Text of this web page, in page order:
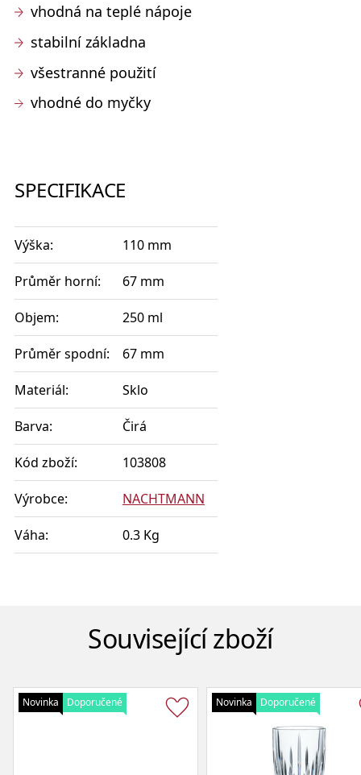
vhodná na teplé nápoje
stabilní základna
všestranné použití
vhodné do myčky
SPECIFIKACE
Výška: 110 mm
Průměr horní: 67 mm
Objem: 250 ml
Průměr spodní: 67 mm
Materiál: Sklo
Barva: Čirá
Kód zboží: 103808
Výrobce: NACHTMANN
Váha: 0.3 Kg
Související zboží
Novinka Doporučené Novinka Doporučené